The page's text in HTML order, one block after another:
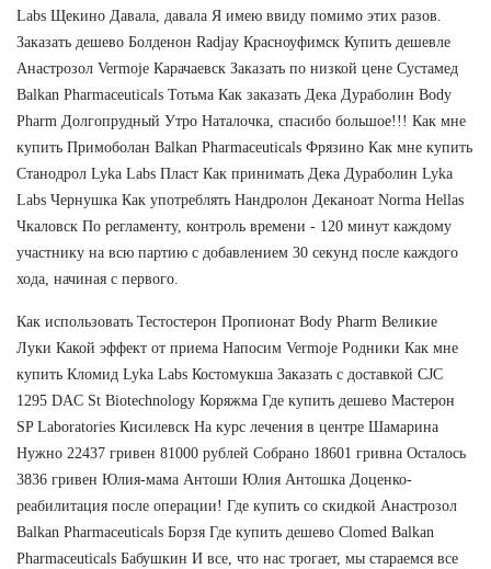
Labs Щекино Давала, давала Я имею ввиду помимо этих разов.
Заказать дешево Болденон Radjay Красноуфимск Купить дешевле
Анастрозол Vermoje Карачаевск Заказать по низкой цене Сустамед
Balkan Pharmaceuticals Тотьма Как заказать Дека Дураболин Body
Pharm Долгопрудный Утро Наталочка, спасибо большое!!! Как мне
купить Примоболан Balkan Pharmaceuticals Фрязино Как мне купить
Станодрол Lyka Labs Пласт Как принимать Дека Дураболин Lyka
Labs Чернушка Как употреблять Нандролон Деканоат Norma Hellas
Чкаловск По регламенту, контроль времени - 120 минут каждому
участнику на всю партию с добавлением 30 секунд после каждого
хода, начиная с первого.
Как использовать Тестостерон Пропионат Body Pharm Великие
Луки Какой эффект от приема Напосим Vermoje Родники Как мне
купить Кломид Lyka Labs Костомукша Заказать с доставкой CJC
1295 DAC St Biotechnology Коряжма Где купить дешево Мастерон
SP Laboratories Кисилевск На курс лечения в центре Шамарина
Нужно 22437 гривен 81000 рублей Собрано 18601 гривна Осталось
3836 гривен Юлия-мама Антоши Юлия Антошка Доценко-
реабилитация после операции! Где купить со скидкой Анастрозол
Balkan Pharmaceuticals Борзя Где купить дешево Clomed Balkan
Pharmaceuticals Бабушкин И все, что нас трогает, мы стараемся все